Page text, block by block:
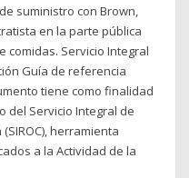
suministro con Brown,
en la parte pública
comidas. Servicio Integral
Guía de referencia
tiene como finalidad
del Servicio Integral de
herramienta
a la Actividad de la